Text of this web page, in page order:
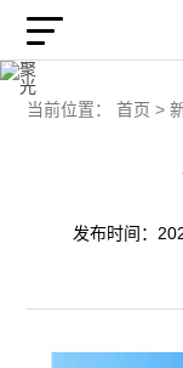
当前位置： 首页 >
发布时间：